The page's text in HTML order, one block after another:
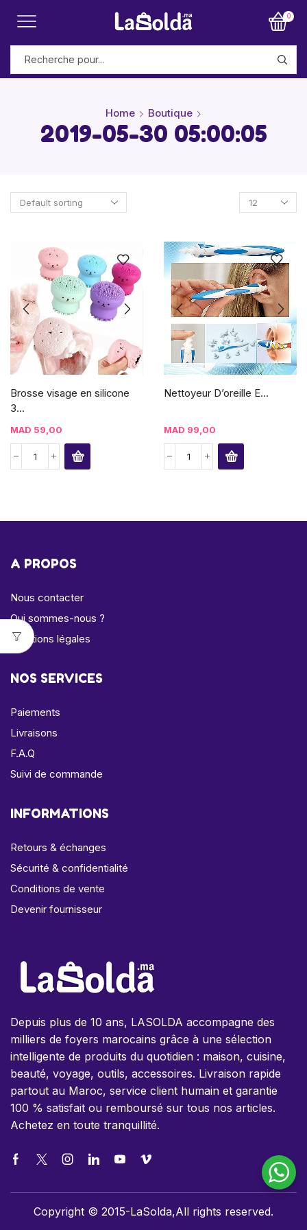
0
Home Boutique
2019-05-30 05:00:05
Brosse visage en silicone
3...
MAD 59,00
Nettoyeur D’oreille E...
MAD 99,00
A PROPOS
Nous contacter
Qui sommes-nous ?
Mentions légales
NOS SERVICES
Paiements
Livraisons
F.A.Q
Suivi de commande
INFORMATIONS
Retours & échanges
Sécurité & confidentialité
Conditions de vente
Devenir fournisseur
Depuis plus de 10 ans, LASOLDA accompagne des
milliers de foyers marocains grâce à une sélection
intelligente de produits du quotidien : maison, cuisine,
beauté, voyage, outils, accessoires. Livraison rapide
partout au Maroc, service client humain et garantie
100 % satisfait ou remboursé sur tous nos articles.
Achetez en toute tranquillité.
Copyright © 2015-LaSolda,All rights reserved.